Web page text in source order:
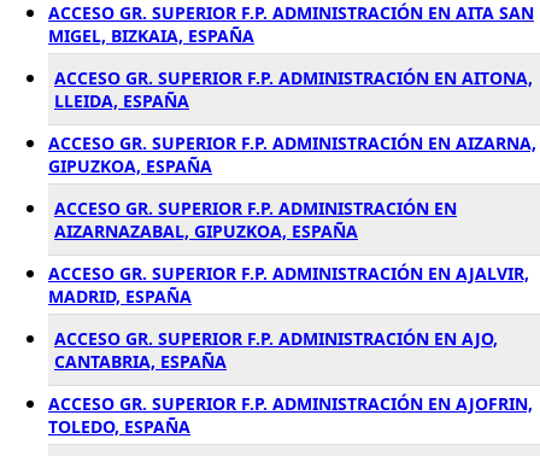
ACCESO GR. SUPERIOR F.P. ADMINISTRACIÓN EN AITA SAN
MIGEL, BIZKAIA, ESPAÑA
ACCESO GR. SUPERIOR F.P. ADMINISTRACIÓN EN AITONA,
LLEIDA, ESPAÑA
ACCESO GR. SUPERIOR F.P. ADMINISTRACIÓN EN AIZARNA,
GIPUZKOA, ESPAÑA
ACCESO GR. SUPERIOR F.P. ADMINISTRACIÓN EN
AIZARNAZABAL, GIPUZKOA, ESPAÑA
ACCESO GR. SUPERIOR F.P. ADMINISTRACIÓN EN AJALVIR,
MADRID, ESPAÑA
ACCESO GR. SUPERIOR F.P. ADMINISTRACIÓN EN AJO,
CANTABRIA, ESPAÑA
ACCESO GR. SUPERIOR F.P. ADMINISTRACIÓN EN AJOFRIN,
TOLEDO, ESPAÑA